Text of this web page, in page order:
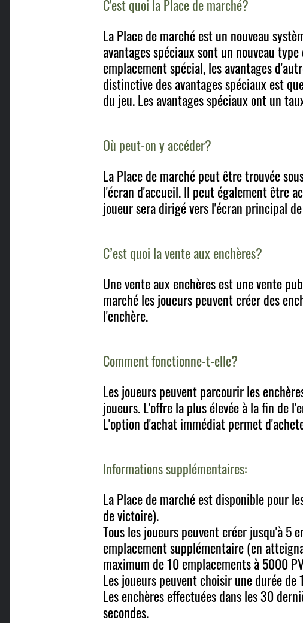
C'est quoi la Place de marché?
La Place de marché est un nouveau
avantages spéciaux sont un nouveau
emplacement spécial, les avantages
distinctive des avantages spéciaux est
du jeu. Les avantages spéciaux ont un
Où peut-on y accéder?
La Place de marché peut être trouvée
l'écran d'accueil. Il peut également être
joueur sera dirigé vers l'écran principal
C’est quoi la vente aux enchères?
Une vente aux enchères est une vente
marché les joueurs peuvent créer des
l'enchère.
Comment fonctionne-t-elle?
Les joueurs peuvent parcourir les
joueurs. L'offre la plus élevée à la fin de
L'option d'achat immédiat permet
Informations supplémentaires:
La Place de marché est disponible pour
de victoire).
Tous les joueurs peuvent créer jusqu'à 5
emplacement supplémentaire (en
maximum de 10 emplacements à 5000
Les joueurs peuvent choisir une durée
Les enchères effectuées dans les 30
secondes.